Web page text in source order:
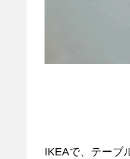
IKEAで、テーブ